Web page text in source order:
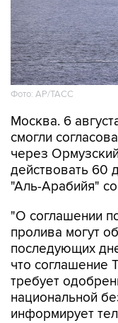
Фото: AP/ТАСС
Москва. 6
смогли
через
действовать 60
"Аль-Арабийя"
"О соглашении
пролива могут
последующих
что соглашение
требует
национальной
информирует